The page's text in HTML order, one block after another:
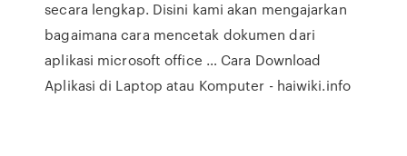
secara lengkap. Disini kami akan mengajarkan
bagaimana cara mencetak dokumen dari
aplikasi microsoft office … Cara Download
Aplikasi di Laptop atau Komputer - haiwiki.info